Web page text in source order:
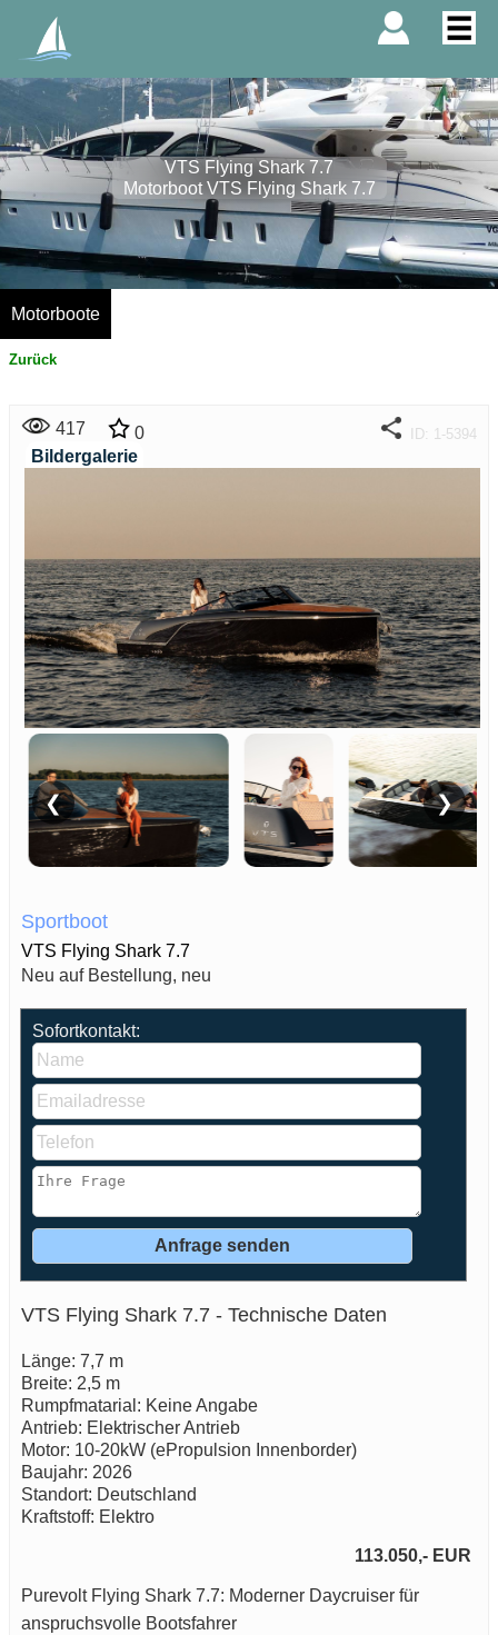
VTS Flying Shark 7.7
Motorboot VTS Flying Shark 7.7
Motorboote
Zurück
417 0 ID: 1-5394
Bildergalerie
❮ ❯
Sportboot
VTS Flying Shark 7.7
Neu auf Bestellung, neu
Sofortkontakt:
VTS Flying Shark 7.7 - Technische Daten
Länge: 7,7 m
Breite: 2,5 m
Rumpfmatarial: Keine Angabe
Antrieb: Elektrischer Antrieb
Motor: 10-20kW (ePropulsion Innenborder)
Baujahr: 2026
Standort: Deutschland
Kraftstoff: Elektro
113.050,- EUR
Purevolt Flying Shark 7.7: Moderner Daycruiser für
anspruchsvolle Bootsfahrer